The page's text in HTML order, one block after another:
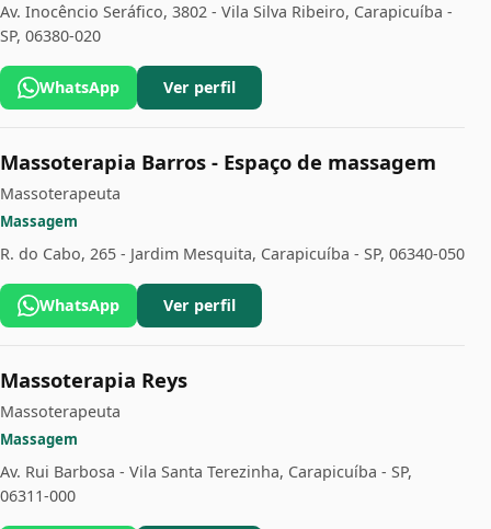
Av. Inocêncio Seráfico, 3802 - Vila Silva Ribeiro, Carapicuíba -
SP, 06380-020
WhatsApp Ver perfil
Massoterapia Barros - Espaço de massagem
Massoterapeuta
Massagem
R. do Cabo, 265 - Jardim Mesquita, Carapicuíba - SP, 06340-050
WhatsApp Ver perfil
Massoterapia Reys
Massoterapeuta
Massagem
Av. Rui Barbosa - Vila Santa Terezinha, Carapicuíba - SP,
06311-000